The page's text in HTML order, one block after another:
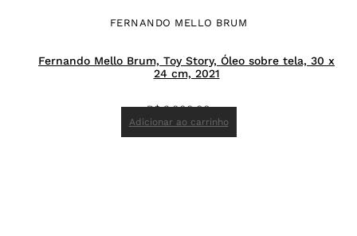
FERNANDO MELLO BRUM
Fernando Mello Brum, Toy Story, Óleo sobre tela, 30 x
24 cm, 2021
R$3.000,00
Adicionar ao carrinho